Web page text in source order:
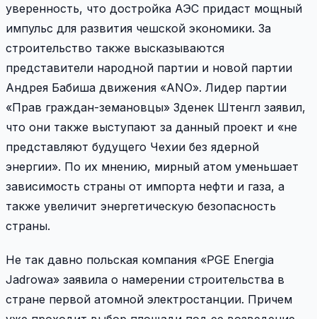
уверенность, что достройка АЭС придаст мощный
импульс для развития чешской экономики. За
строительство также высказываются
представители народной партии и новой партии
Андрея Бабиша движения «ANO». Лидер партии
«Прав граждан-земановцы» Зденек Штенгл заявил,
что они также выступают за данный проект и «не
представляют будущего Чехии без ядерной
энергии». По их мнению, мирный атом уменьшает
зависимость страны от импорта нефти и газа, а
также увеличит энергетическую безопасность
страны.
Не так давно польская компания «PGE Energia
Jadrowa» заявила о намерении строительства в
стране первой атомной электростанции. Причем